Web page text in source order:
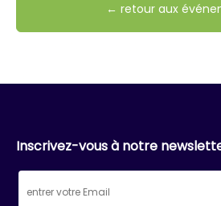
← retour aux
Inscrivez-vous à notre